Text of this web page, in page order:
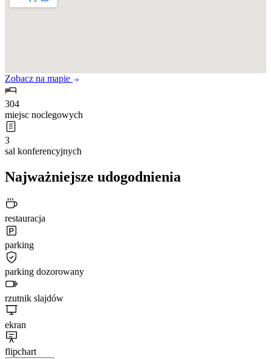
Zobacz na mapie
304
miejsc noclegowych
3
sal konferencyjnych
Najważniejsze udogodnienia
restauracja
parking
parking dozorowany
rzutnik slajdów
ekran
flipchart